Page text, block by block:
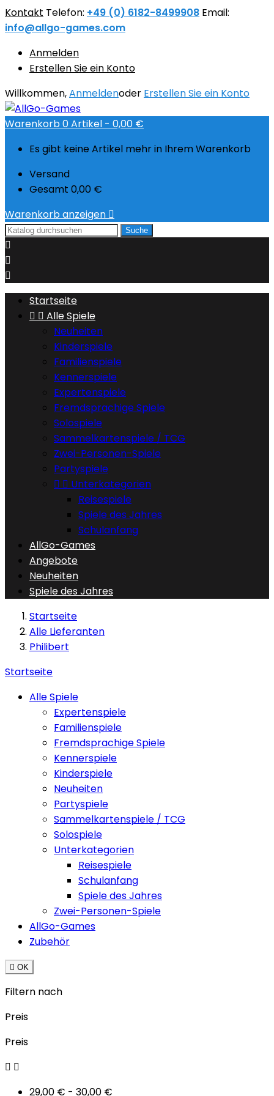
Kontakt Telefon: +49 (0) 6182-8499908 Email:
info@allgo-games.com
Anmelden
Erstellen Sie ein Konto
Willkommen,Anmeldenoder Erstellen Sie ein Konto
Warenkorb0Artikel - 0,00 €
Es gibt keine Artikel mehr in Ihrem Warenkorb
Versand
Gesamt 0,00 €
Warenkorb anzeigen 
Suche



Startseite
  Alle Spiele
Neuheiten
Kinderspiele
Familienspiele
Kennerspiele
Expertenspiele
Fremdsprachige Spiele
Solospiele
Sammelkartenspiele / TCG
Zwei-Personen-Spiele
Partyspiele
  Unterkategorien
Reisespiele
Spiele des Jahres
Schulanfang
AllGo-Games
Angebote
Neuheiten
Spiele des Jahres
Startseite
Alle Lieferanten
Philibert
Startseite
Alle Spiele
Expertenspiele
Familienspiele
Fremdsprachige Spiele
Kennerspiele
Kinderspiele
Neuheiten
Partyspiele
Sammelkartenspiele / TCG
Solospiele
Unterkategorien
Reisespiele
Schulanfang
Spiele des Jahres
Zwei-Personen-Spiele
AllGo-Games
Zubehör
 OK
Filtern nach
Preis
Preis
 
29,00 € - 30,00 €